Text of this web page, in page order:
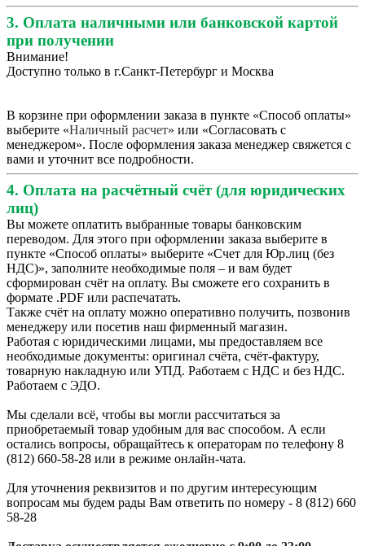
3. Оплата наличными или банковской картой
при получении
Внимание!
Доступно только в г.Санкт-Петербург и Москва
В корзине при оформлении заказа в пункте «Способ оплаты»
выберите «Наличный расчет» или «Согласовать с
менеджером». После оформления заказа менеджер свяжется с
вами и уточнит все подробности.
4. Оплата на расчётный счёт (для юридических
лиц)
Вы можете оплатить выбранные товары банковским
переводом. Для этого при оформлении заказа выберите в
пункте «Способ оплаты» выберите «Счет для Юр.лиц (без
НДС)», заполните необходимые поля – и вам будет
сформирован счёт на оплату. Вы сможете его сохранить в
формате .PDF или распечатать.
Также счёт на оплату можно оперативно получить, позвонив
менеджеру или посетив наш фирменный магазин.
Работая с юридическими лицами, мы предоставляем все
необходимые документы: оригинал счёта, счёт-фактуру,
товарную накладную или УПД. Работаем с НДС и без НДС.
Работаем с ЭДО.
Мы сделали всё, чтобы вы могли рассчитаться за
приобретаемый товар удобным для вас способом. А если
остались вопросы, обращайтесь к операторам по телефону 8
(812) 660-58-28 или в режиме онлайн-чата.
Для уточнения реквизитов и по другим интересующим
вопросам мы будем рады Вам ответить по номеру - 8 (812) 660
58-28